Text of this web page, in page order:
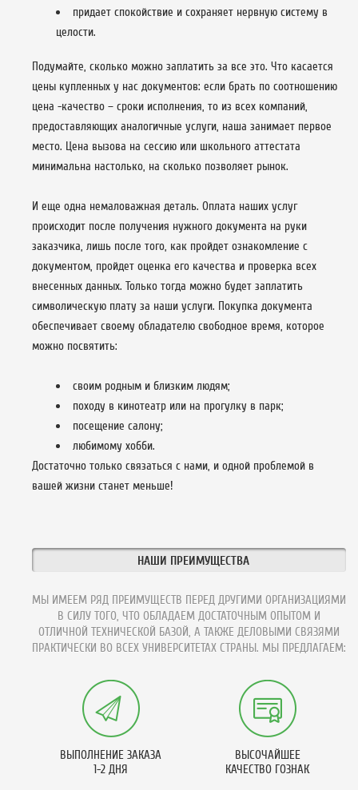
придает спокойствие и сохраняет нервную систему в
целости.
Подумайте, сколько можно заплатить за все это. Что касается
цены купленных у нас документов: если брать по соотношению
цена -качество – сроки исполнения, то из всех компаний,
предоставляющих аналогичные услуги, наша занимает первое
место. Цена вызова на сессию или школьного аттестата
минимальна настолько, на сколько позволяет рынок.
И еще одна немаловажная деталь. Оплата наших услуг
происходит после получения нужного документа на руки
заказчика, лишь после того, как пройдет ознакомление с
документом, пройдет оценка его качества и проверка всех
внесенных данных. Только тогда можно будет заплатить
символическую плату за наши услуги. Покупка документа
обеспечивает своему обладателю свободное время, которое
можно посвятить:
своим родным и близким людям;
походу в кинотеатр или на прогулку в парк;
посещение салону;
любимому хобби.
Достаточно только связаться с нами, и одной проблемой в
вашей жизни станет меньше!
НАШИ ПРЕИМУЩЕСТВА
МЫ ИМЕЕМ РЯД ПРЕИМУЩЕСТВ ПЕРЕД ДРУГИМИ ОРГАНИЗАЦИЯМИ
В СИЛУ ТОГО, ЧТО ОБЛАДАЕМ ДОСТАТОЧНЫМ ОПЫТОМ И
ОТЛИЧНОЙ ТЕХНИЧЕСКОЙ БАЗОЙ, А ТАКЖЕ ДЕЛОВЫМИ СВЯЗЯМИ
ПРАКТИЧЕСКИ ВО ВСЕХ УНИВЕРСИТЕТАХ СТРАНЫ. МЫ ПРЕДЛАГАЕМ:
ВЫПОЛНЕНИЕ ЗАКАЗА
1-2 ДНЯ
ВЫСОЧАЙШЕЕ
КАЧЕСТВО ГОЗНАК